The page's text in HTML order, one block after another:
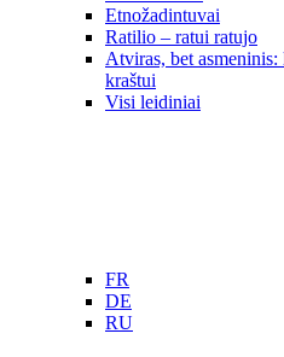
Etnožadintuvai
Ratilio – ratui ratujo
Atviras, bet asmeninis:
kraštui
Visi leidiniai
FR
DE
RU